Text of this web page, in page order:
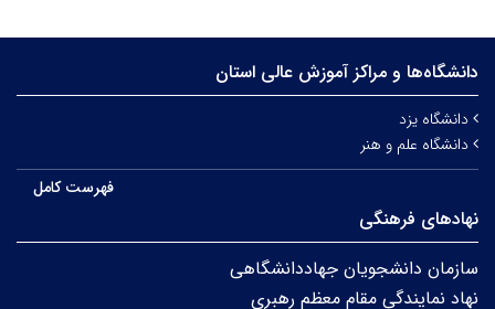
دانشگاه‌ها و مراکز آموزش عالی استان
دانشگاه یزد
دانشگاه علم و هنر
فهرست کامل
نهادهای فرهنگی
سازمان دانشجویان جهاددانشگاهی
نهاد نمایندگی مقام معظم رهبری